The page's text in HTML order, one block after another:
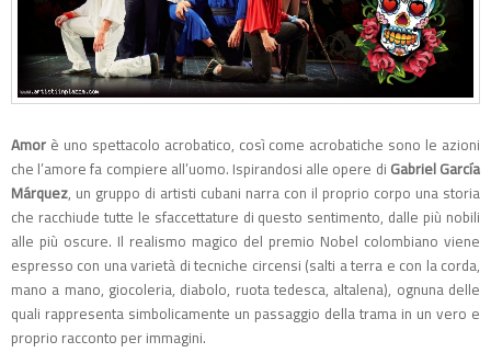
Amor è uno spettacolo acrobatico, così come acrobatiche sono le azioni
che l’amore fa compiere all’uomo. Ispirandosi alle opere di Gabriel García
Márquez, un gruppo di artisti cubani narra con il proprio corpo una storia
che racchiude tutte le sfaccettature di questo sentimento, dalle più nobili
alle più oscure. Il realismo magico del premio Nobel colombiano viene
espresso con una varietà di tecniche circensi (salti a terra e con la corda,
mano a mano, giocoleria, diabolo, ruota tedesca, altalena), ognuna delle
quali rappresenta simbolicamente un passaggio della trama in un vero e
proprio racconto per immagini.